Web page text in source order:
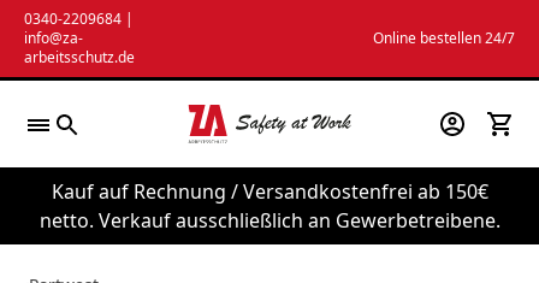
Zum
Inhalt
springen
0340-2209684 |
info@za-
arbeitsschutz.de
Online bestellen 24/7
Kauf auf Rechnung / Versandkostenfrei ab 150€
netto. Verkauf ausschließlich an Gewerbetreibene.